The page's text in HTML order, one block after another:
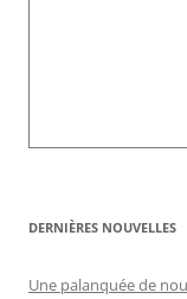
DERNIÈRES NOUVELLES
Une palanquée de